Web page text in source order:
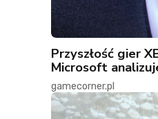
Przyszłość gier
Microsoft
gamecorner.pl